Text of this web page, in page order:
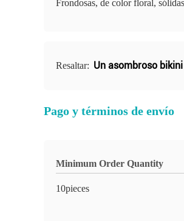
Frondosas, de color floral, sólidas
Resaltar: Un asombroso
Pago y términos de envío
Minimum Order Quantity
10pieces